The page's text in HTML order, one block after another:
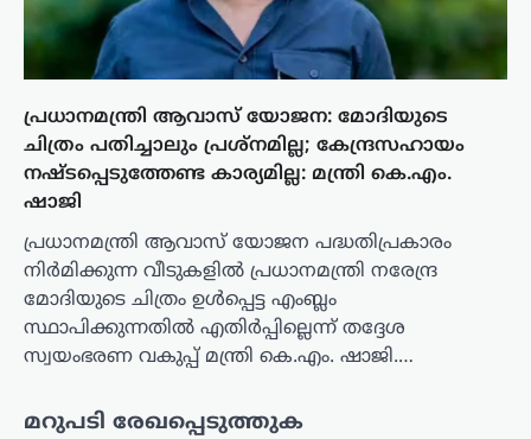
പ്രധാനമന്ത്രി ആവാസ് യോജന: മോദിയുടെ
ചിത്രം പതിച്ചാലും പ്രശ്നമില്ല; കേന്ദ്രസഹായം
നഷ്ടപ്പെടുത്തേണ്ട കാര്യമില്ല: മന്ത്രി കെ.എം.
ഷാജി
പ്രധാനമന്ത്രി ആവാസ് യോജന പദ്ധതിപ്രകാരം
നിർമിക്കുന്ന വീടുകളിൽ പ്രധാനമന്ത്രി നരേന്ദ്ര
മോദിയുടെ ചിത്രം ഉൾപ്പെട്ട എംബ്ലം
സ്ഥാപിക്കുന്നതിൽ എതിർപ്പില്ലെന്ന് തദ്ദേശ
സ്വയംഭരണ വകുപ്പ് മന്ത്രി കെ.എം. ഷാജി.…
മറുപടി രേഖപ്പെടുത്തുക